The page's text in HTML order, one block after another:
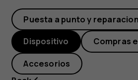
calienta,
cierra
Puesta a punto y
Dispositivo Compras
Accesorios